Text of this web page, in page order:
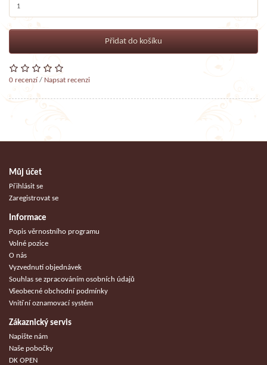
Přidat do košíku
0 recenzí/ Napsat recenzi
Můj účet
Přihlásit se
Zaregistrovat se
Informace
Popis věrnostního programu
Volné pozice
O nás
Vyzvednutí objednávek
Souhlas se zpracováním osobních údajů
Všeobecné obchodní podmínky
Vnitřní oznamovací systém
Zákaznický servis
Napište nám
Naše pobočky
DK OPEN